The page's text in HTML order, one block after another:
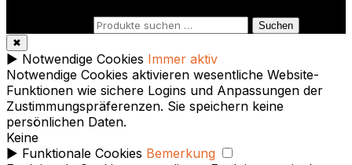
Suchen
✖
► Notwendige Cookies Immer aktiv
Notwendige Cookies aktivieren wesentliche Website-
Funktionen wie sichere Logins und Anpassungen der
Zustimmungspräferenzen. Sie speichern keine
persönlichen Daten.
Keine
► Funktionale Cookies Bemerkung